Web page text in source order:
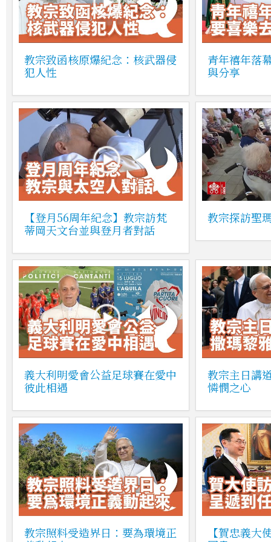
教宗致函核原爆紀念：核武器侵
犯人性
青年禧年落
與分享
【登月56周年紀念】教宗訪梵
蒂岡天文台並與登月者對話
教宗探訪聖
義大利明愛會公益足球賽在愛中
彼此相遇
教宗主日講
憐憫之心
教宗照料受造界日：要為環境正
【賀忠義大